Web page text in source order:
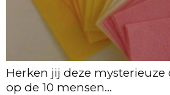
Herken jij deze mysterieuze
op de 10 mensen...